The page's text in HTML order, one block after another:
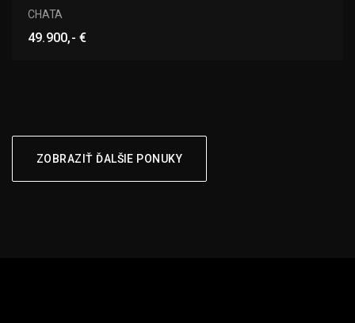
Tekvičné Pole, Nové Zámky
CHATA
49.900,- €
ZOBRAZIŤ ĎALŠIE PONUKY